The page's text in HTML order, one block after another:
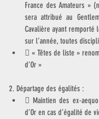
France des Amateurs »
sera attribué au
Cavalière ayant remporté
sur l’année, toutes
 « Têtes de liste »
d’Or »
2. Départage des égalités :
 Maintien des ex-
d’Or en cas d’égalité de